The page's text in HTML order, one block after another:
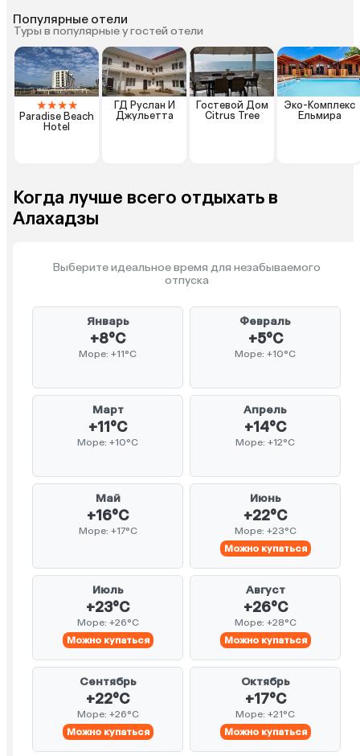
Популярные отели
Туры в популярные у гостей отели
★★★★
Paradise Beach
Hotel
ГД Руслан И
Джульетта
Гостевой Дом
Citrus Tree
Эко-Комплекс
Ельмира
Когда лучше всего отдыхать в
Алахадзы
Выберите идеальное время для незабываемого
отпуска
Январь
+8°C
Море: +11°C
Февраль
+5°C
Море: +10°C
Март
+11°C
Море: +10°C
Апрель
+14°C
Море: +12°C
Май
+16°C
Море: +17°C
Июнь
+22°C
Море: +23°C
Можно купаться
Июль
+23°C
Море: +26°C
Можно купаться
Август
+26°C
Море: +28°C
Можно купаться
Сентябрь
+22°C
Море: +26°C
Можно купаться
Октябрь
+17°C
Море: +21°C
Можно купаться